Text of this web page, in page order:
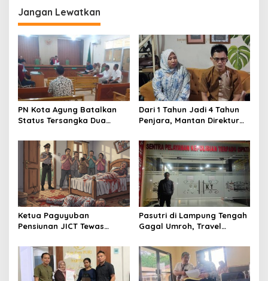
g
a
s
i
p
o
s
Jangan Lewatkan
PN Kota Agung Batalkan
Status Tersangka Dua
Proses Penyidikan Tidak
Dari 1 Tahun Jadi 4 Tahun
Penjara, Mantan Direktur
Kasasi
Ketua Paguyuban
Pensiunan JICT Tewas
Istri Kritis – Polisi Selidiki
Dugaan Perampokan
Pasutri di Lampung Tengah
Gagal Umroh, Travel
Juta: Laporan Resmi Masuk
Polda Lampung